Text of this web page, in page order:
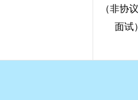
（非协
面试